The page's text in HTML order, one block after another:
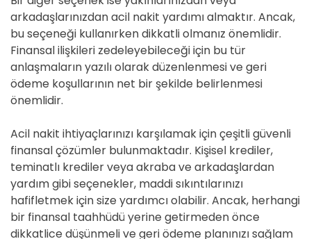
arkadaşlarınızdan acil nakit yardımı almaktır. Ancak,
bu seçeneği kullanırken dikkatli olmanız önemlidir.
Finansal ilişkileri zedeleyebileceği için bu tür
anlaşmaların yazılı olarak düzenlenmesi ve geri
ödeme koşullarının net bir şekilde belirlenmesi
önemlidir.
Acil nakit ihtiyaçlarınızı karşılamak için çeşitli güvenli
finansal çözümler bulunmaktadır. Kişisel krediler,
teminatlı krediler veya akraba ve arkadaşlardan
yardım gibi seçenekler, maddi sıkıntılarınızı
hafifletmek için size yardımcı olabilir. Ancak, herhangi
bir finansal taahhüdü yerine getirmeden önce
dikkatlice düşünmeli ve geri ödeme planınızı sağlam